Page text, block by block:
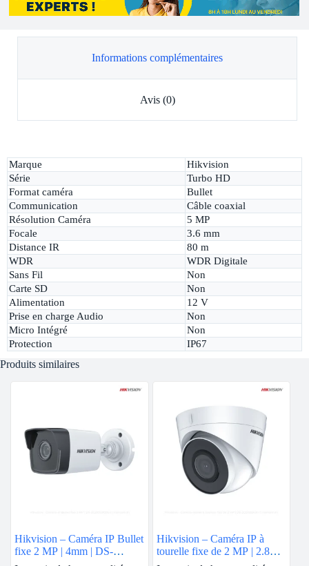
Informations complémentaires
Avis (0)
Marque
Hikvision
Série
Turbo HD
Format caméra
Bullet
Communication
Câble coaxial
Résolution Caméra
5 MP
Focale
3.6 mm
Distance IR
80 m
WDR
WDR Digitale
Sans Fil
Non
Carte SD
Non
Alimentation
12 V
Prise en charge Audio
Non
Micro Intégré
Non
Protection
IP67
Produits similaires
Hikvision – Caméra IP Bullet
fixe 2 MP | 4mm | DS-
2CD1023G0E-I
Hikvision – Caméra IP à
tourelle fixe de 2 MP | 2.8mm
| DS-2CD1323G0-I